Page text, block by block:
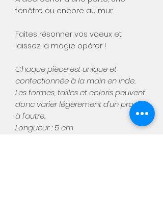
fenêtre ou encore au mur.
Faites résonner vos voeux et
laissez la magie opérer !
Chaque pièce est unique et
confectionnée à la main en Inde.
Les formes, tailles et coloris peuvent
donc varier légèrement d'un produit
à l'autre.
Longueur : 5 cm